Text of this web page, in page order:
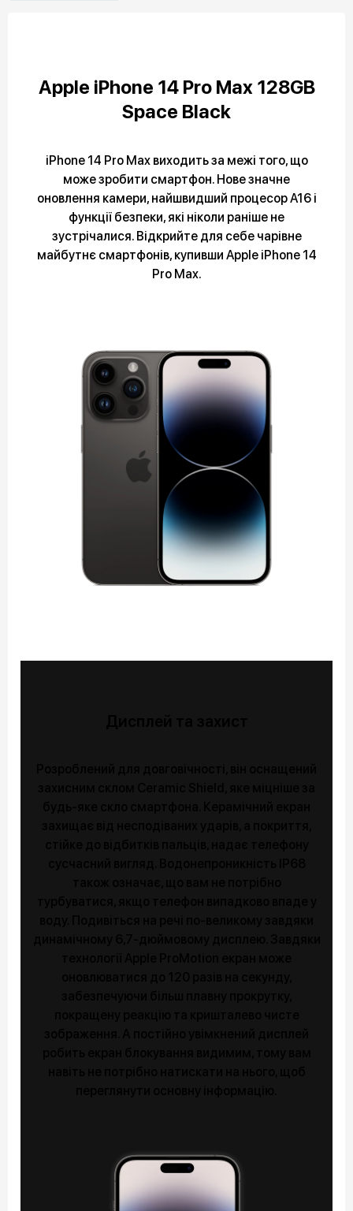
Apple iPhone 14 Pro Max 128GB
Space Black
iPhone 14 Pro Max виходить за межі того, що
може зробити смартфон. Нове значне
оновлення камери, найшвидший процесор A16 і
функції безпеки, які ніколи раніше не
зустрічалися. Відкрийте для себе чарівне
майбутнє смартфонів, купивши Apple iPhone 14
Pro Max.